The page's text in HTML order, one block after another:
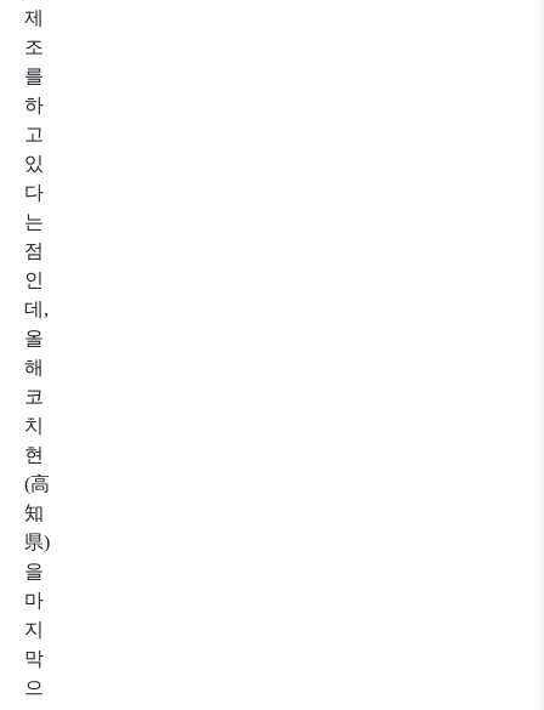
제
조
를
하
고
있
다
는
점
인
데,
올
해
코
치
현
(高
知
県)
을
마
지
막
으